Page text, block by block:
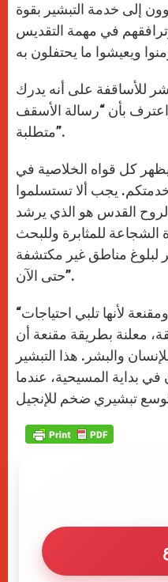
إلى خدمة التبشير بقوة
في مهمة التقديس
للأساقفة على أنه يدرك
واعترف بأن “رسالة الأسقف
متطلبة”.
كل قواه الخلاصية في
يجب ألا تستسلموا
القدس هو الذي يرشد
الشجاعة للمثابرة وللبحث
لبلوغ مناطق غير مكتشفة
حتى الآن”.
“الحقيقة المسيحية جذابة ومقنعة لأنها تلبي احتياجات
معلنة بطريقة مقنعة أن
والبشر. هذا التبشير
في بداية المسيحية، عندما